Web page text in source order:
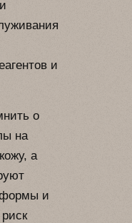
и
о
на
а
и